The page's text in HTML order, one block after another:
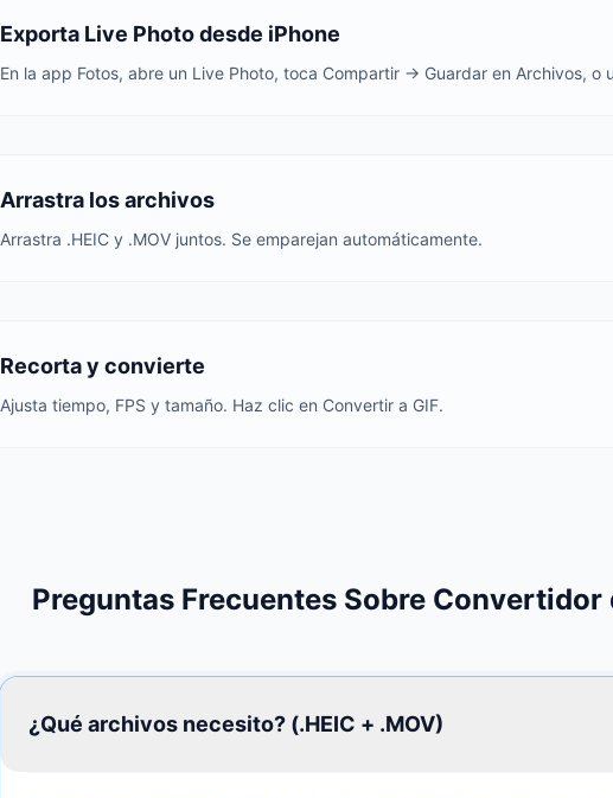
Exporta Live Photo desde iPhone
En la app Fotos, abre un Live Photo, toca Compartir → Guardar en Archivos, o
Arrastra los archivos
Arrastra .HEIC y .MOV juntos. Se emparejan automáticamente.
Recorta y convierte
Ajusta tiempo, FPS y tamaño. Haz clic en Convertir a GIF.
Preguntas Frecuentes Sobre Convertidor
¿Qué archivos necesito? (.HEIC + .MOV)